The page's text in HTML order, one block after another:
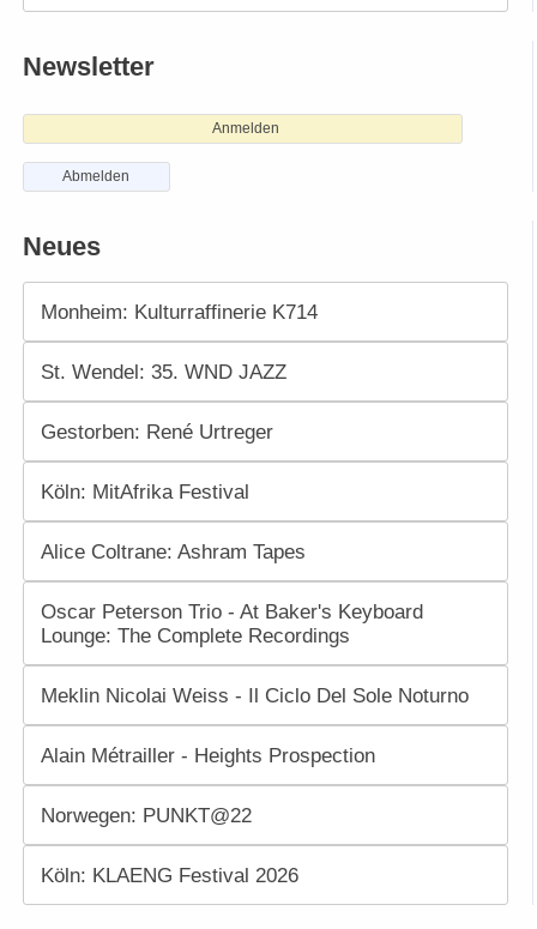
Newsletter
Anmelden
Abmelden
Neues
Monheim: Kulturraffinerie K714
St. Wendel: 35. WND JAZZ
Gestorben: René Urtreger
Köln: MitAfrika Festival
Alice Coltrane: Ashram Tapes
Oscar Peterson Trio - At Baker's Keyboard
Lounge: The Complete Recordings
Meklin Nicolai Weiss - Il Ciclo Del Sole Noturno
Alain Métrailler - Heights Prospection
Norwegen: PUNKT@22
Köln: KLAENG Festival 2026